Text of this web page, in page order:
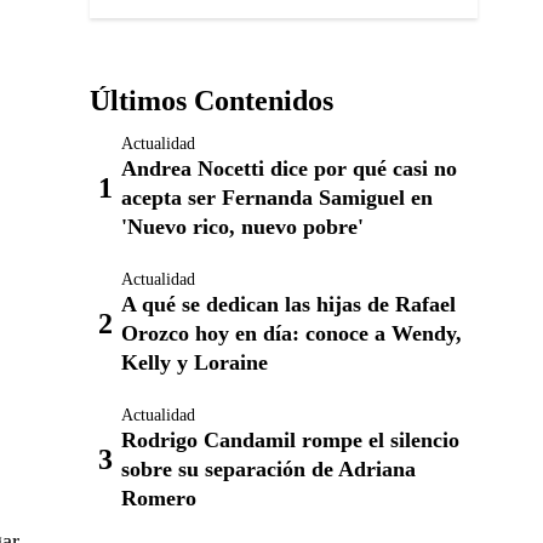
Últimos Contenidos
Actualidad
Andrea Nocetti dice por qué casi no
acepta ser Fernanda Samiguel en
'Nuevo rico, nuevo pobre'
Actualidad
A qué se dedican las hijas de Rafael
Orozco hoy en día: conoce a Wendy,
Kelly y Loraine
Actualidad
Rodrigo Candamil rompe el silencio
sobre su separación de Adriana
Romero